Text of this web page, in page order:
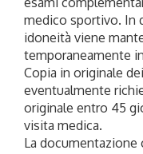
medico sportivo. In
idoneità viene
temporaneamente
Copia in originale
eventualmente
originale entro 45
visita medica.
La documentazione